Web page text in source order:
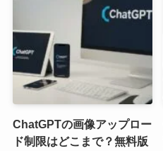
ChatGPTの画像アップロー
ド制限はどこまで？無料版